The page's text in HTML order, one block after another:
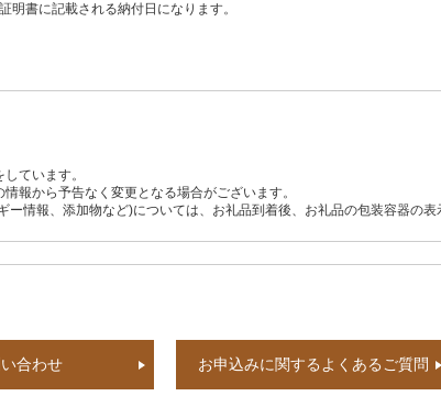
書に記載される納付日になります。
ています。
報から予告なく変更となる場合がございます。
情報、添加物など)については、お礼品到着後、お礼品の包装容器の表
合わせ お申込みに関するよくあるご質問